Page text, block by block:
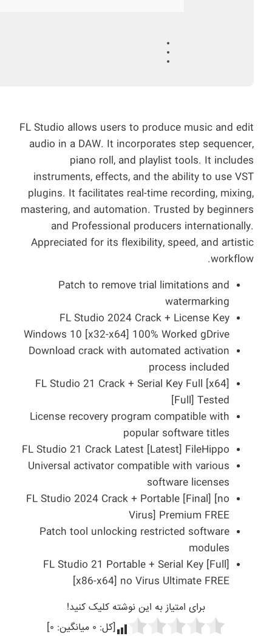
FL Studio allows users to produce music and edit
audio in a DAW. It incorporates step sequencer,
piano roll, and playlist tools. It includes
instruments, effects, and the ability to use VST
plugins. It facilitates real-time recording, mixing,
mastering, and automation. Trusted by beginners
and Professional producers internationally.
Appreciated for its flexibility, speed, and artistic
workflow.
Patch to remove trial limitations and
watermarking
FL Studio 2024 Crack + License Key
Windows 10 [x32-x64] 100% Worked gDrive
Download crack with automated activation
process included
FL Studio 21 Crack + Serial Key Full [x64]
[Full] Tested
License recovery program compatible with
popular software titles
FL Studio 21 Crack Latest [Latest] FileHippo
Universal activator compatible with various
software licenses
FL Studio 2024 Crack + Portable [Final] [no
Virus] Premium FREE
Patch tool unlocking restricted software
modules
FL Studio 21 Portable + Serial Key [Full]
[x86-x64] no Virus Ultimate FREE
برای امتیاز به این نوشته کلیک کنید!
[کل: ۰ میانگین: ۰]